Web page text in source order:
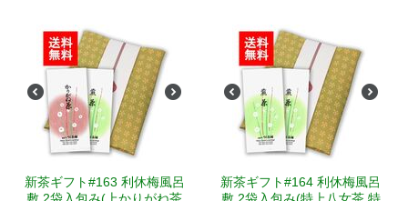
新茶ギフト#163 利休梅風呂
敷 2袋入包み(上かりがね茶
新茶ギフト#164 利休梅風呂
敷 2袋入包み(特上八女茶 特